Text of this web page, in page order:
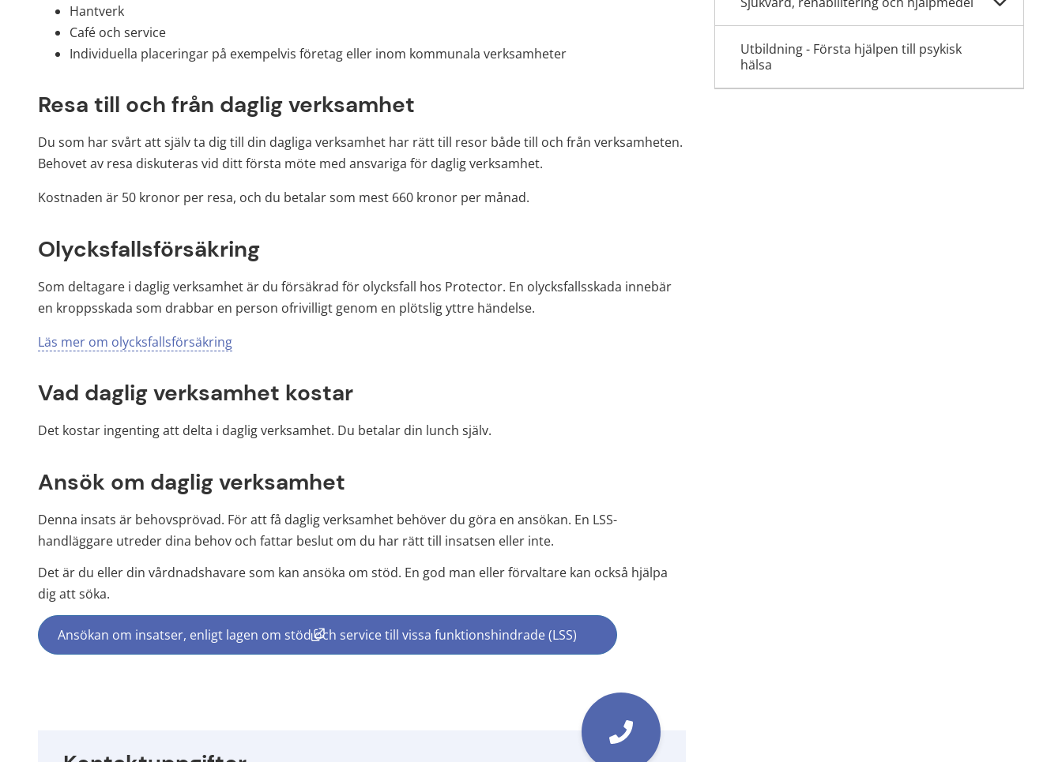
Hantverk
Café och service
Individuella placeringar på exempelvis företag eller inom kommunala verksamheter
Resa till och från daglig verksamhet
Du som har svårt att själv ta dig till din dagliga verksamhet har rätt till resor både till och från verksamheten.
Behovet av resa diskuteras vid ditt första möte med ansvariga för daglig verksamhet.
Kostnaden är 50 kronor per resa, och du betalar som mest 660 kronor per månad.
Olycksfallsförsäkring
Som deltagare i daglig verksamhet är du försäkrad för olycksfall hos Protector. En olycksfallsskada innebär
en kroppsskada som drabbar en person ofrivilligt genom en plötslig yttre händelse.
Läs mer om olycksfallsförsäkring
Vad daglig verksamhet kostar
Det kostar ingenting att delta i daglig verksamhet. Du betalar din lunch själv.
Ansök om daglig verksamhet
Denna insats är behovsprövad. För att få daglig verksamhet behöver du göra en ansökan. En LSS-
handläggare utreder dina behov och fattar beslut om du har rätt till insatsen eller inte.
Det är du eller din vårdnadshavare som kan ansöka om stöd. En god man eller förvaltare kan också hjälpa
dig att söka.
Ansökan om insatser, enligt lagen om stöd och service till vissa funktionshindrade (LSS)
(länk till annan webbplats, öppnas i nytt fönster)
Utbildning - Första hjälpen till psykisk
hälsa